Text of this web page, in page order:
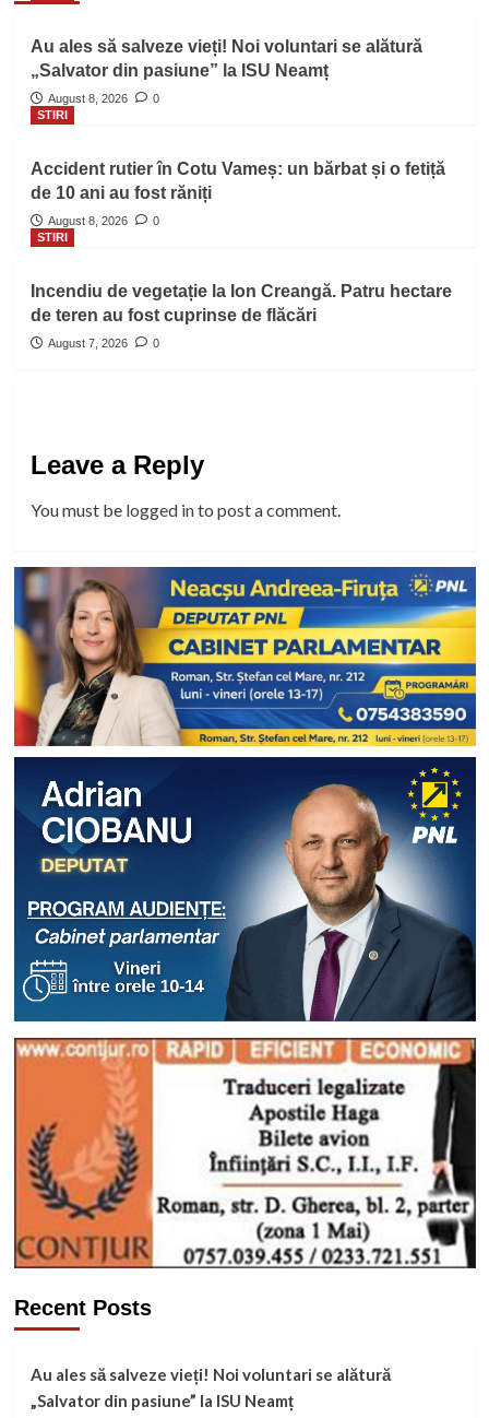
Au ales să salveze vieți! Noi voluntari se alătură
„Salvator din pasiune” la ISU Neamț
August 8, 2026
0
STIRI
Accident rutier în Cotu Vameș: un bărbat și o fetiță
de 10 ani au fost răniți
August 8, 2026
0
STIRI
Incendiu de vegetație la Ion Creangă. Patru hectare
de teren au fost cuprinse de flăcări
August 7, 2026 0
Leave a Reply
You must be logged into post a comment.
Recent Posts
Au ales să salveze vieți! Noi voluntari se alătură
„Salvator din pasiune” la ISU Neamț